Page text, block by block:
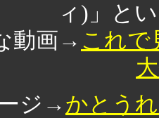
ィ)」と
動画→ これで
ジ→ かとう